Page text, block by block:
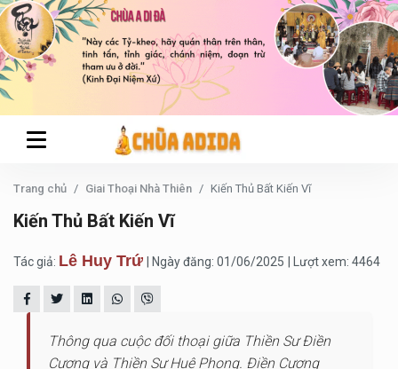
Trang chủ Giai Thoại Nhà Thiên Kiến Thủ Bất Kiến Vĩ
Kiến Thủ Bất Kiến Vĩ
Tác giả: Lê Huy Trứ | Ngày đăng: 01/06/2025 | Lượt xem: 4464
Thông qua cuộc đối thoại giữa Thiền Sư Điền
Cương và Thiền Sư Huệ Phong. Điền Cương